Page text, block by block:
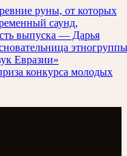
руны, от которых
саунд,
выпуска — Дарья
этногруппы
Евразии»
конкурса молодых